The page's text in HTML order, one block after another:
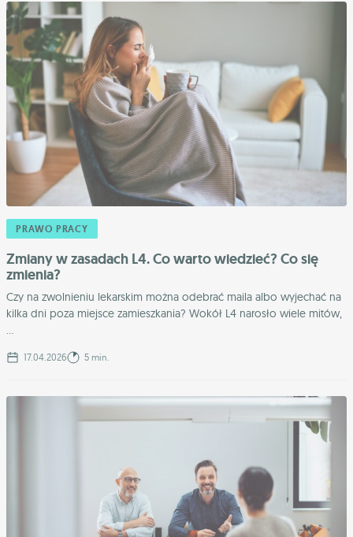
PRAWO PRACY
Zmiany w zasadach L4. Co warto wiedzieć? Co się
zmienia?
Czy na zwolnieniu lekarskim można odebrać maila albo wyjechać na
kilka dni poza miejsce zamieszkania? Wokół L4 narosło wiele mitów,
17.04.2026 5 min.